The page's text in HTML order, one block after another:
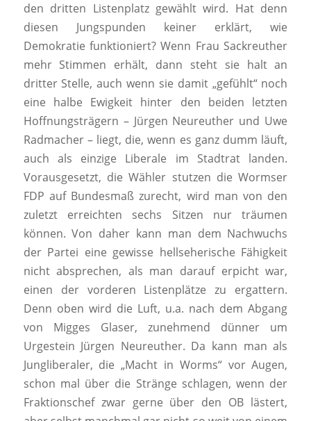
den dritten Listenplatz gewählt wird. Hat denn
diesen Jungspunden keiner erklärt, wie
Demokratie funktioniert? Wenn Frau Sackreuther
mehr Stimmen erhält, dann steht sie halt an
dritter Stelle, auch wenn sie damit „gefühlt“ noch
eine halbe Ewigkeit hinter den beiden letzten
Hoffnungsträgern – Jürgen Neureuther und Uwe
Radmacher – liegt, die, wenn es ganz dumm läuft,
auch als einzige Liberale im Stadtrat landen.
Vorausgesetzt, die Wähler stutzen die Wormser
FDP auf Bundesmaß zurecht, wird man von den
zuletzt erreichten sechs Sitzen nur träumen
können. Von daher kann man dem Nachwuchs
der Partei eine gewisse hellseherische Fähigkeit
nicht absprechen, als man darauf erpicht war,
einen der vorderen Listenplätze zu ergattern.
Denn oben wird die Luft, u.a. nach dem Abgang
von Migges Glaser, zunehmend dünner um
Urgestein Jürgen Neureuther. Da kann man als
Jungliberaler, die „Macht in Worms“ vor Augen,
schon mal über die Stränge schlagen, wenn der
Fraktionschef zwar gerne über den OB lästert,